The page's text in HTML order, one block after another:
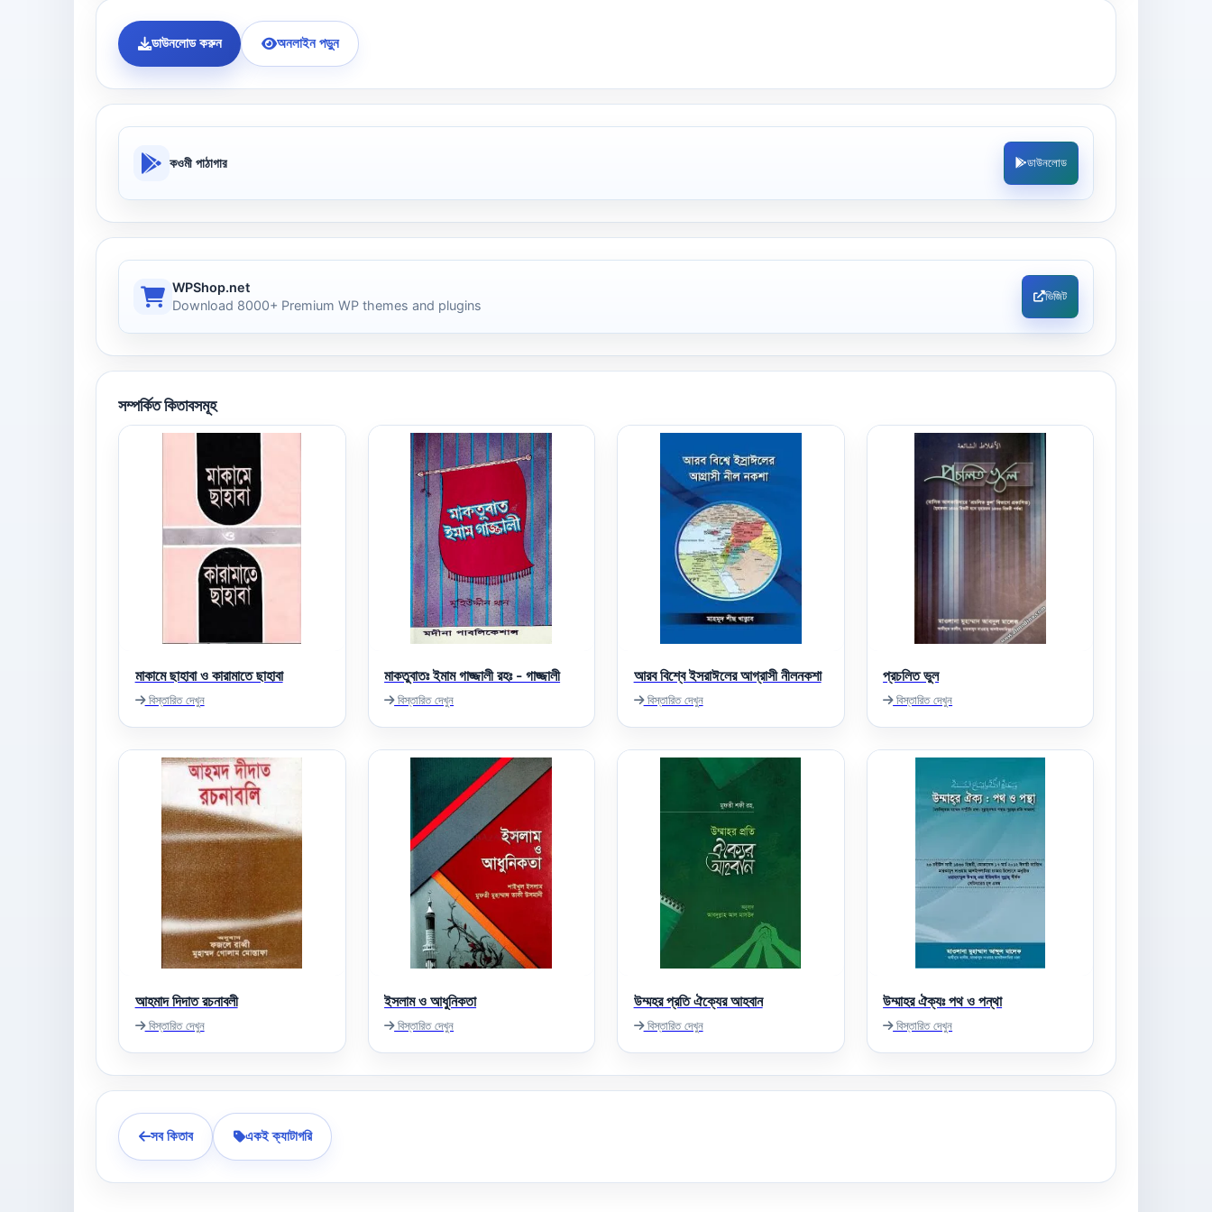
ডাউনলোড করুন অনলাইন পড়ুন
কওমী পাঠাগার ডাউনলোড
WPShop.net
Download 8000+ Premium WP themes and plugins
ভিজিট
সম্পর্কিত কিতাবসমূহ
মাকামে ছাহাবা ও কারামাতে ছাহাবা
বিস্তারিত দেখুন
মাকতুবাতঃ ইমাম গাজ্জালী রহঃ - গাজ্জালী
বিস্তারিত দেখুন
আরব বিশ্বে ইসরাঈলের আগ্রাসী নীলনকশা
বিস্তারিত দেখুন
প্রচলিত ভুল
বিস্তারিত দেখুন
আহমাদ দিদাত রচনাবলী
বিস্তারিত দেখুন
ইসলাম ও আধুনিকতা
বিস্তারিত দেখুন
উম্মহর প্রতি ঐক্যের আহবান
বিস্তারিত দেখুন
উম্মাহর ঐক্যঃ পথ ও পন্থা
বিস্তারিত দেখুন
সব কিতাব একই ক্যাটাগরি